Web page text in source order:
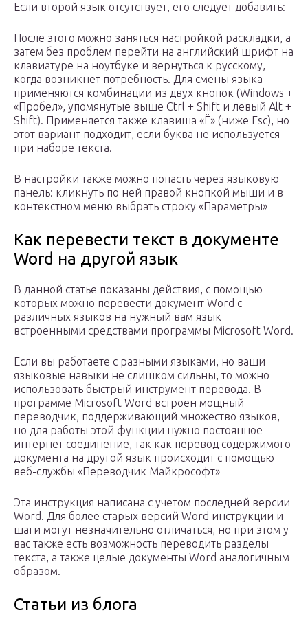
Если второй язык отсутствует, его следует добавить:
После этого можно заняться настройкой раскладки, а
затем без проблем перейти на английский шрифт на
клавиатуре на ноутбуке и вернуться к русскому,
когда возникнет потребность. Для смены языка
применяются комбинации из двух кнопок (Windows +
«Пробел», упомянутые выше Ctrl + Shift и левый Alt +
Shift). Применяется также клавиша «Ё» (ниже Esc), но
этот вариант подходит, если буква не используется
при наборе текста.
В настройки также можно попасть через языковую
панель: кликнуть по ней правой кнопкой мыши и в
контекстном меню выбрать строку «Параметры»
Как перевести текст в документе
Word на другой язык
В данной статье показаны действия, с помощью
которых можно перевести документ Word с
различных языков на нужный вам язык
встроенными средствами программы Microsoft Word.
Если вы работаете с разными языками, но ваши
языковые навыки не слишком сильны, то можно
использовать быстрый инструмент перевода. В
программе Microsoft Word встроен мощный
переводчик, поддерживающий множество языков,
но для работы этой функции нужно постоянное
интернет соединение, так как перевод содержимого
документа на другой язык происходит с помощью
веб-службы «Переводчик Майкрософт»
Эта инструкция написана с учетом последней версии
Word. Для более старых версий Word инструкции и
шаги могут незначительно отличаться, но при этом у
вас также есть возможность переводить разделы
текста, а также целые документы Word аналогичным
образом.
Статьи из блога